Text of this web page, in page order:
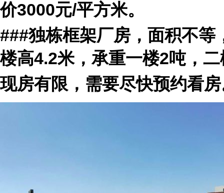
价3000元/平方米。
###独栋框架厂房，面积不
楼高4.2米，承重一楼2吨，
现房有限，需要尽快预约看